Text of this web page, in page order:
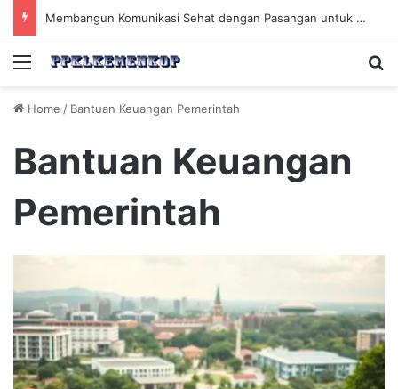
Olahraga dan Fitness Sebagai Solusi Efektif Mengurangi Stres dan Ketegangan Mental
Menu
Home / Bantuan Keuangan Pemerintah
Bantuan Keuangan
Pemerintah